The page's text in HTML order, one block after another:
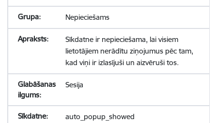
Nepieciešams
Sīkdatne ir nepieciešama, lai visiem
lietotājiem nerādītu ziņojumus pēc tam,
kad viņi ir izlasījuši un aizvēruši tos.
Sesija
auto_popup_showed